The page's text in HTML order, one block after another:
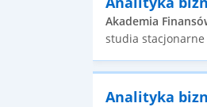
Akademia
studia stacjonarne
Analityka